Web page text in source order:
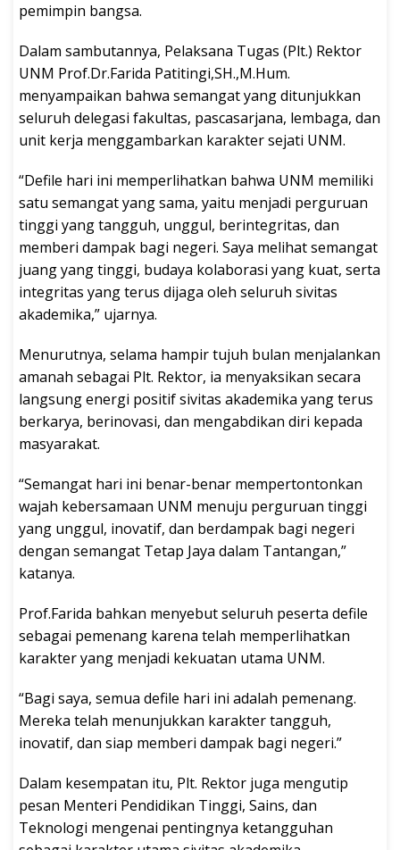
pemimpin bangsa.
Dalam sambutannya, Pelaksana Tugas (Plt.) Rektor
UNM Prof.Dr.Farida Patitingi,SH.,M.Hum.
menyampaikan bahwa semangat yang ditunjukkan
seluruh delegasi fakultas, pascasarjana, lembaga, dan
unit kerja menggambarkan karakter sejati UNM.
“Defile hari ini memperlihatkan bahwa UNM memiliki
satu semangat yang sama, yaitu menjadi perguruan
tinggi yang tangguh, unggul, berintegritas, dan
memberi dampak bagi negeri. Saya melihat semangat
juang yang tinggi, budaya kolaborasi yang kuat, serta
integritas yang terus dijaga oleh seluruh sivitas
akademika,” ujarnya.
Menurutnya, selama hampir tujuh bulan menjalankan
amanah sebagai Plt. Rektor, ia menyaksikan secara
langsung energi positif sivitas akademika yang terus
berkarya, berinovasi, dan mengabdikan diri kepada
masyarakat.
“Semangat hari ini benar-benar mempertontonkan
wajah kebersamaan UNM menuju perguruan tinggi
yang unggul, inovatif, dan berdampak bagi negeri
dengan semangat Tetap Jaya dalam Tantangan,”
katanya.
Prof.Farida bahkan menyebut seluruh peserta defile
sebagai pemenang karena telah memperlihatkan
karakter yang menjadi kekuatan utama UNM.
“Bagi saya, semua defile hari ini adalah pemenang.
Mereka telah menunjukkan karakter tangguh,
inovatif, dan siap memberi dampak bagi negeri.”
Dalam kesempatan itu, Plt. Rektor juga mengutip
pesan Menteri Pendidikan Tinggi, Sains, dan
Teknologi mengenai pentingnya ketangguhan